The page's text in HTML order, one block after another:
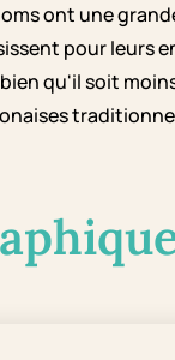
ont une
pour leurs
qu'il soit